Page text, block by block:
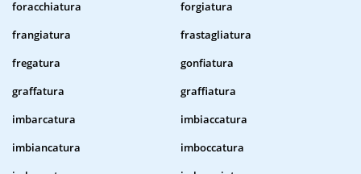
foracchiatura
forgiatura
frangiatura
frastagliatura
fregatura
gonfiatura
graffatura
graffiatura
imbarcatura
imbiaccatura
imbiancatura
imboccatura